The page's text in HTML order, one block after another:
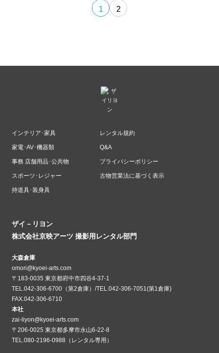
1 2
インテリア･家具
家電･AV･機器類
事務 店舗用品･公共物
スポーツ･レジャー
持道具･装身具
レンタル規約
Q&A
プライバシーポリシー
古物営業法に基づく表示
ザイ－リヨン
株式会社京映アーツ 撮影用レンタル部門
大森倉庫
omori@kyoei-arts.com
〒183-0035 東京都府中市四谷4-37-1
TEL.042-306-6700（第2倉庫）/TEL.042-306-7051(第1倉庫)
FAX.042-306-6710
本社
zai-liyon@kyoei-arts.com
〒206-0025 東京都多摩市永山6-22-8
TEL.080-2196-0988（レンタル専用）